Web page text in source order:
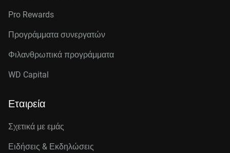
Pro Rewards
Προγράμματα συνεργατών
Φιλανθρωπικά προγράμματα
WD Capital
Εταιρεία
Σχετικά με εμάς
Ειδήσεις & Εκδηλώσεις